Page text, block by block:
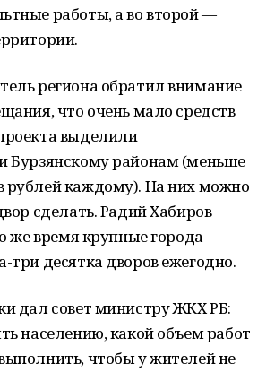
работы, а во второй —
региона обратил внимание
что очень мало средств
выделили
Бурзянскому районам (меньше
рублей каждому). На них можно
сделать. Радий Хабиров
же время крупные города
три десятка дворов ежегодно.
дал совет министру ЖКХ РБ:
населению, какой объем работ
чтобы у жителей не